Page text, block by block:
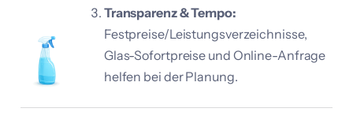
Transparenz & Tempo:
Festpreise/Leistungsverzeichnisse,
Glas-Sofortpreise und Online-Anfrage
helfen bei der Planung.